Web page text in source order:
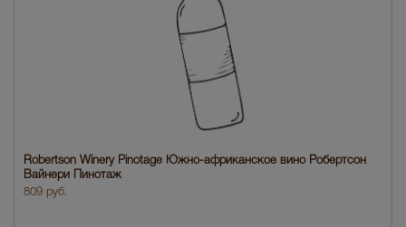
Robertson Winery Pinotage Южно-африканское вино Робертсон
Вайнери Пинотаж
809 руб.